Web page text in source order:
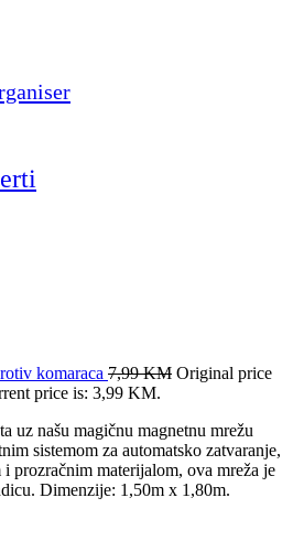
komaraca 7,99KM Original price
price is: 3,99 KM.
uz našu magičnu magnetnu mrežu
sistemom za automatsko zatvaranje,
prozračnim materijalom, ova mreža je
Dimenzije: 1,50m x 1,80m.